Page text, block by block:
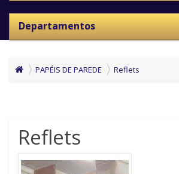
Departamentos
PAPÉIS DE PAREDE Reflets
Reflets